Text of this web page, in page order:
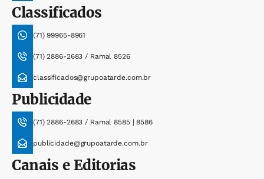
Classificados
(71) 99965-8961
(71) 2886-2683 / Ramal 8526
classificados@grupoatarde.com.br
Publicidade
(71) 2886-2683 / Ramal 8585 | 8586
publicidade@grupoatarde.com.br
Canais e Editorias